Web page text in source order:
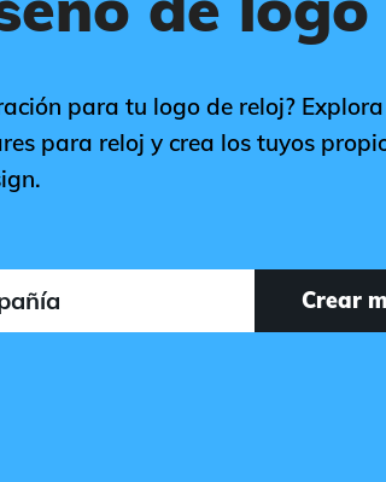
para tu logo de reloj?
para reloj y crea los tuyos
Crear